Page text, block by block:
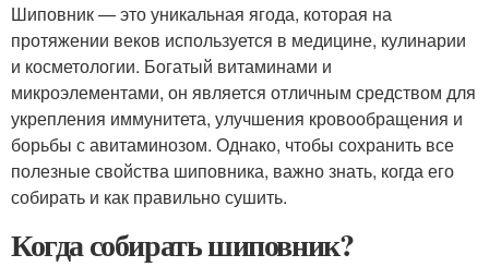
Шиповник — это уникальная ягода, которая на
протяжении веков используется в медицине, кулинарии
и косметологии. Богатый витаминами и
микроэлементами, он является отличным средством для
укрепления иммунитета, улучшения кровообращения и
борьбы с авитаминозом. Однако, чтобы сохранить все
полезные свойства шиповника, важно знать, когда его
собирать и как правильно сушить.
Когда собирать шиповник?